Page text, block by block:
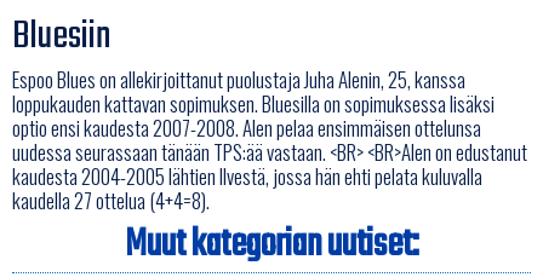
Bluesiin
Espoo Blues on allekirjoittanut puolustaja Juha Alenin, 25, kanssa
loppukauden kattavan sopimuksen. Bluesilla on sopimuksessa lisäksi
optio ensi kaudesta 2007-2008. Alen pelaa ensimmäisen ottelunsa
uudessa seurassaan tänään TPS:ää vastaan. <BR> <BR>Alen on edustanut
kaudesta 2004-2005 lähtien Ilvestä, jossa hän ehti pelata kuluvalla
kaudella 27 ottelua (4+4=8).
Muut kategorian uutiset: